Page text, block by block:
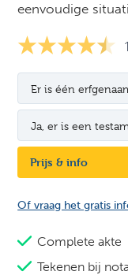
eenvoudige
Er is één
Ja, er is een
Prijs & info
Of vraag het gratis
Complete akte
Tekenen bij